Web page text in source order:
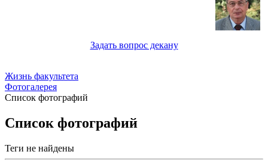
Задать вопрос декану
Жизнь факультета
Фотогалерея
Список фотографий
Список фотографий
Теги не найдены